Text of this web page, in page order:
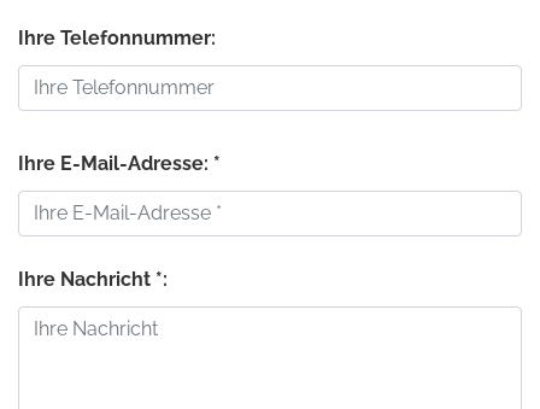
Ihre Telefonnummer:
Ihre E-Mail-Adresse: *
Ihre Nachricht *: